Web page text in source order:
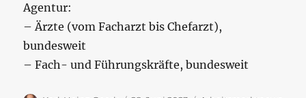
Agentur:
– Ärzte (vom Facharzt bis Chefarzt),
bundesweit
– Fach- und Führungskräfte, bundesweit